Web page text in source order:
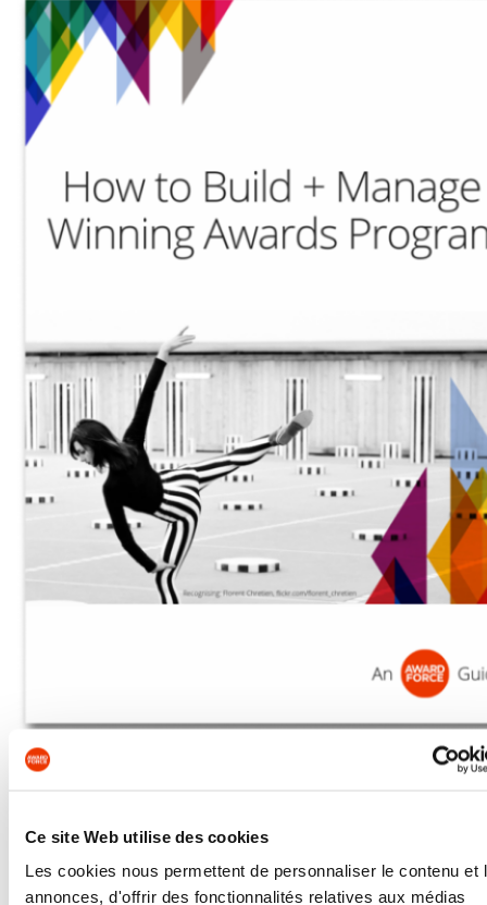
Ce site Web utilise des cookies
Les cookies nous permettent de personnaliser le contenu et
annonces, d'offrir des fonctionnalités relatives aux médias